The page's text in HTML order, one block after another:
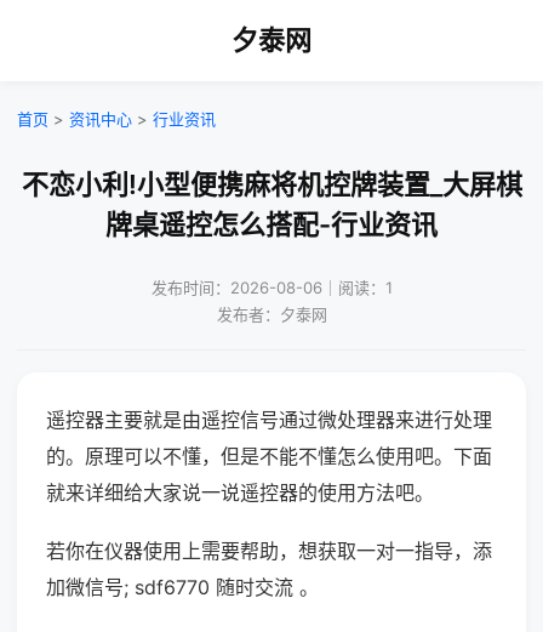
夕泰网
首页 > 资讯中心 > 行业资讯
不恋小利!小型便携麻将机控牌装置_大屏棋
牌桌遥控怎么搭配-行业资讯
发布时间：2026-08-06｜阅读：1
发布者：夕泰网
遥控器主要就是由遥控信号通过微处理器来进行处理
的。原理可以不懂，但是不能不懂怎么使用吧。下面
就来详细给大家说一说遥控器的使用方法吧。
若你在仪器使用上需要帮助，想获取一对一指导，添
加微信号; sdf6770 随时交流 。